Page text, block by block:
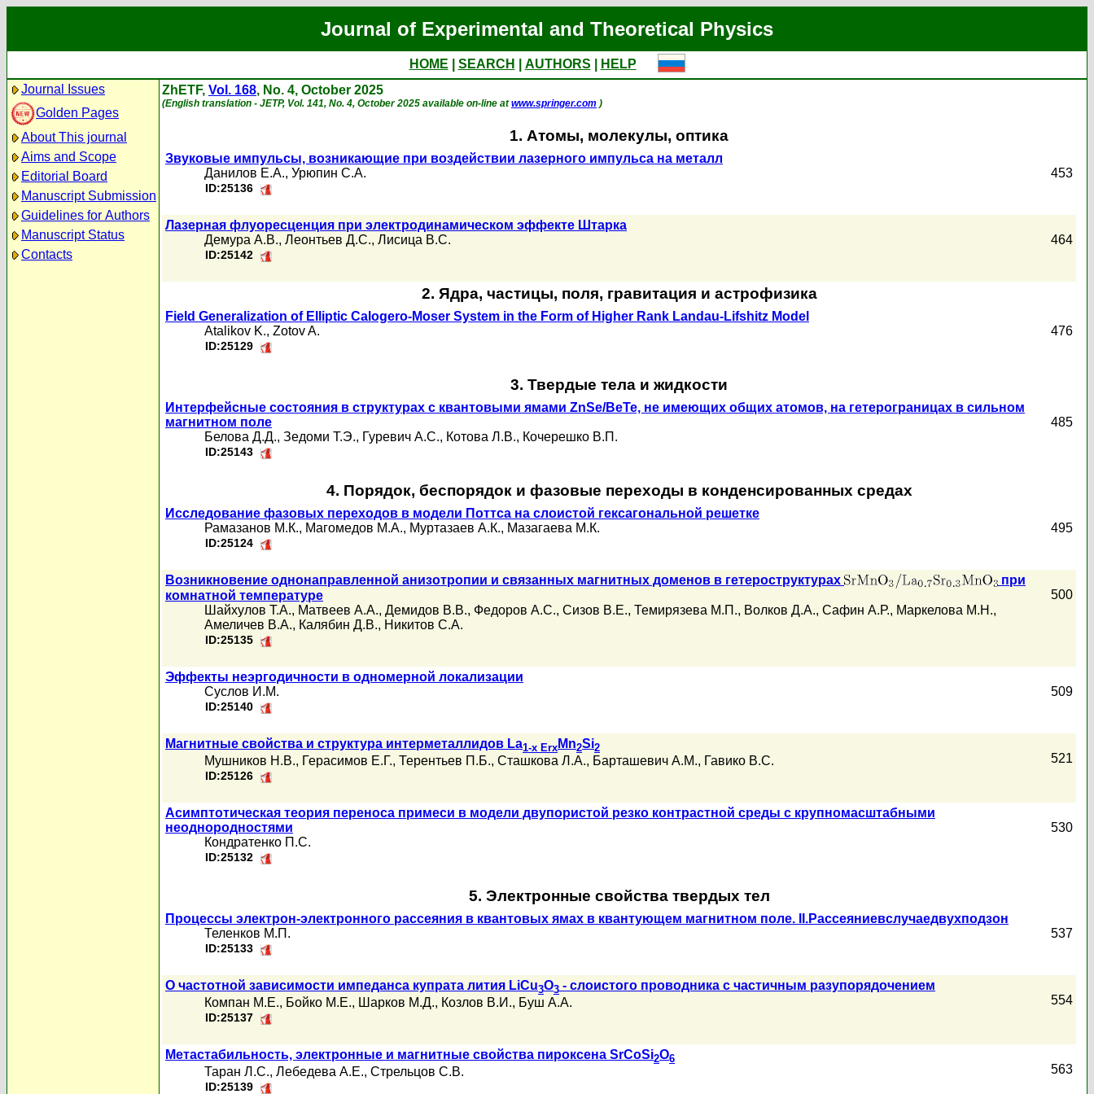
Journal of Experimental and Theoretical Physics
HOME SEARCH AUTHORS
HELP
Journal Issues
Golden Pages
About This journal
Aims and Scope
Editorial Board
Manuscript Submission
Guidelines for Authors
Manuscript Status
Contacts
ZhETF, Vol. 168, No. 4, October 2025
(English translation - JETP, Vol. 141, No. 4, October 2025 available on-line atwww.springer.com )
1. Атомы, молекулы, оптика
Звуковые импульсы, возникающие при воздействии лазерного импульса на металл
Данилов Е.А., Урюпин С.А.
ID:25136
453
Лазерная флуоресценция при электродинамическом эффекте Штарка
Демура А.В., Леонтьев Д.С., Лисица В.С.
ID:25142
464
2. Ядра, частицы, поля, гравитация и астрофизика
Field Generalization of Elliptic Calogero-Moser System in the Form of Higher Rank Landau-Lifshitz Model
Atalikov K., Zotov A.
ID:25129
476
3. Твердые тела и жидкости
Интерфейсные состояния в структурах с квантовыми ямами ZnSe/BeTe, не имеющих общих атомов, на гетерограницах в сильном
магнитном поле
Белова Д.Д., Зедоми Т.Э., Гуревич А.С., Котова Л.В., Кочерешко В.П.
ID:25143
485
4. Порядок, беспорядок и фазовые переходы в конденсированных средах
Исследование фазовых переходов в модели Поттса на слоистой гексагональной решетке
Рамазанов М.К., Магомедов М.А., Муртазаев А.К., Мазагаева М.К.
ID:25124
495
Возникновение однонаправленной анизотропии и связанных магнитных доменов в гетероструктурах
при
комнатной температуре
Шайхулов Т.А., Матвеев А.А., Демидов В.В., Федоров А.С., Сизов В.Е., Темирязева М.П., Волков Д.А., Сафин А.Р., Маркелова М.Н.,
Амеличев В.А., Калябин Д.В., Никитов С.А.
ID:25135
500
Эффекты неэргодичности в одномерной локализации
Суслов И.М.
ID:25140
509
Магнитные свойства и структура интерметаллидов La1-x Erx Mn2Si2
Мушников Н.В., Герасимов Е.Г., Терентьев П.Б., Сташкова Л.А., Барташевич А.М., Гавико В.С.
ID:25126
521
Асимптотическая теория переноса примеси в модели двупористой резко контрастной среды с крупномасштабными
неоднородностями
Кондратенко П.С.
ID:25132
530
5. Электронные свойства твердых тел
Процессы электрон-электронного рассеяния в квантовых ямах в квантующем магнитном поле. II.Рассеяниевслучаедвухподзон
Теленков М.П.
ID:25133
537
О частотной зависимости импеданса купрата лития LiCu3O3 - слоистого проводника с частичным разупорядочением
Компан М.Е., Бойко М.Е., Шарков М.Д., Козлов В.И., Буш А.А.
ID:25137
554
Метастабильность, электронные и магнитные свойства пироксена SrCoSi2O6
Таран Л.С., Лебедева А.Е., Стрельцов С.В.
ID:25139
563